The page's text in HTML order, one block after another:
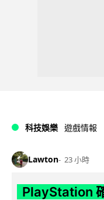
科技娛樂 遊戲情報
Lawton 23 小時
PlayStation